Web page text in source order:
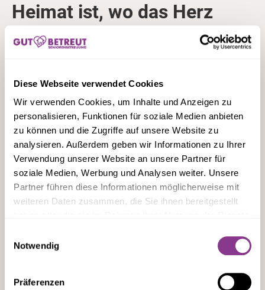
Diese Webseite verwendet Cookies
Wir verwenden Cookies, um Inhalte und Anzeigen zu
personalisieren, Funktionen für soziale Medien anbieten
zu können und die Zugriffe auf unsere Website zu
analysieren. Außerdem geben wir Informationen zu Ihrer
Verwendung unserer Website an unsere Partner für
soziale Medien, Werbung und Analysen weiter. Unsere
Partner führen diese Informationen möglicherweise mit
weiteren Daten zusammen, die Sie ihnen bereitgestellt
Notwendig
Präferenzen
Heimat ist, wo das Herz
zufrieden und die Seele
geborgen ist!
Pflegezeit im Einklang mit Ihren Bedürfnissen‍
Bei vielen Pflegediensten tickt die Uhr im Minutentakt –
Waschen, Duschen, Toilettengang, Zahnpflege – und
schon ist die Pflegekraft wieder weg, ohne Raum für ein
persönliches Gespräch.Wir vom ambulanten Pflegedienst
aus Darmstadt nehmen uns Zeit für Sie, nicht im
Minutentakt, sondern in Stunden.Wir bieten Ihnen die
möchten, Wert auf ausgiebige Betreuung, gemeinsames
Unterstützung in der Pflege benötigen – Unsere häusliche
Pflege und Seniorenbetreuung sind darauf ausgerichtet,